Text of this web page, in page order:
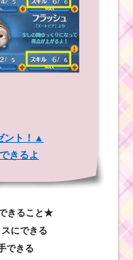
ント！▲
きるよ
きること★
にできる
できる